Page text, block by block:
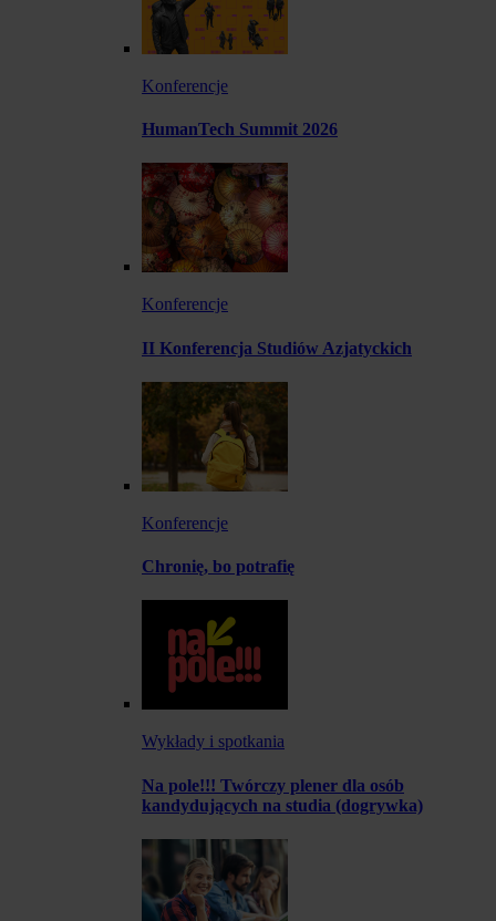
Konferencje
HumanTech Summit 2026
Konferencje
II Konferencja Studiów Azjatyckich
Konferencje
Chronię, bo potrafię
Wykłady i spotkania
Na pole!!! Twórczy plener dla osób
kandydujących na studia (dogrywka)